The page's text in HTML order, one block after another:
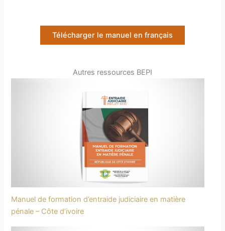
Télécharger le manuel en français
Autres ressources BEPI
Manuel de formation d’entraide judiciaire en matière
pénale – Côte d’ivoire